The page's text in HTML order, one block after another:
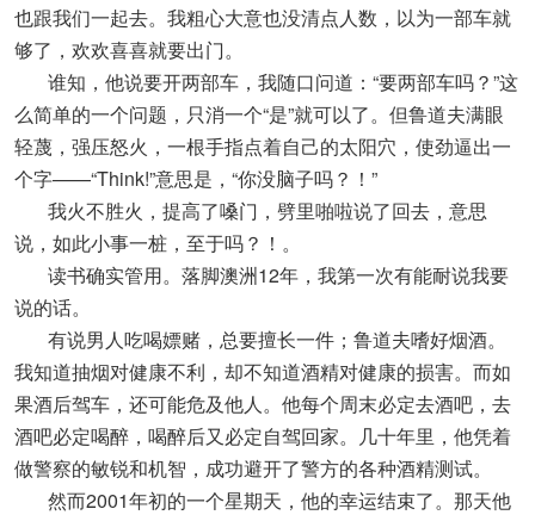
也跟我们一起去。我粗心大意也没清点人数，以为一部车就
够了，欢欢喜喜就要出门。
谁知，他说要开两部车，我随口问道：“要两部车吗？”这
么简单的一个问题，只消一个“是”就可以了。但鲁道夫满眼
轻蔑，强压怒火，一根手指点着自己的太阳穴，使劲逼出一
个字——“Think!”意思是，“你没脑子吗？！”
我火不胜火，提高了嗓门，劈里啪啦说了回去，意思
说，如此小事一桩，至于吗？！。
读书确实管用。落脚澳洲12年，我第一次有能耐说我要
说的话。
有说男人吃喝嫖赌，总要擅长一件；鲁道夫嗜好烟酒。
我知道抽烟对健康不利，却不知道酒精对健康的损害。而如
果酒后驾车，还可能危及他人。他每个周末必定去酒吧，去
酒吧必定喝醉，喝醉后又必定自驾回家。几十年里，他凭着
做警察的敏锐和机智，成功避开了警方的各种酒精测试。
然而2001年初的一个星期天，他的幸运结束了。那天他